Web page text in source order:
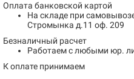
Оплата банковской картой
На складе при
Стромынка д.11 оф. 209
Безналичный расчет
Работаем с любыми юр.
К оплате принимаем